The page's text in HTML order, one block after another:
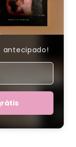
antecipado!